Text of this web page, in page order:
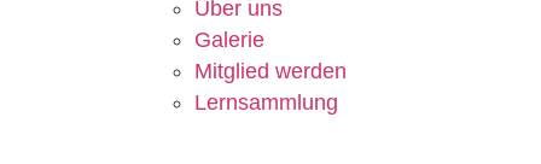
Über uns
Galerie
Mitglied werden
Lernsammlung